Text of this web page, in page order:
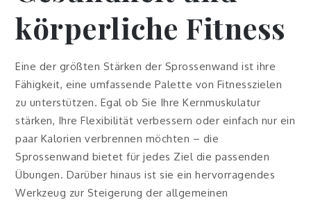
körperliche Fitness
Eine der größten Stärken der Sprossenwand ist ihre
Fähigkeit, eine umfassende Palette von Fitnesszielen
zu unterstützen. Egal ob Sie Ihre Kernmuskulatur
stärken, Ihre Flexibilität verbessern oder einfach nur ein
paar Kalorien verbrennen möchten – die
Sprossenwand bietet für jedes Ziel die passenden
Übungen. Darüber hinaus ist sie ein hervorragendes
Werkzeug zur Steigerung der allgemeinen